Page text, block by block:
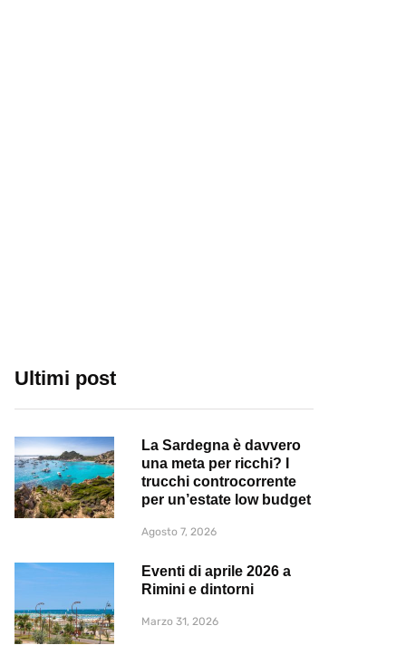
Ultimi post
La Sardegna è davvero
una meta per ricchi? I
trucchi controcorrente
per un’estate low budget
Agosto 7, 2026
Eventi di aprile 2026 a
Rimini e dintorni
Marzo 31, 2026